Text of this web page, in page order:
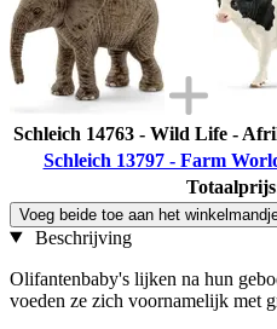
Schleich 14763 - Wild Life -
Schleich 13797 - Farm
Voeg beide toe aan het
Beschrijving
Olifantenbaby's lijken na hun
voeden ze zich voornamelijk met